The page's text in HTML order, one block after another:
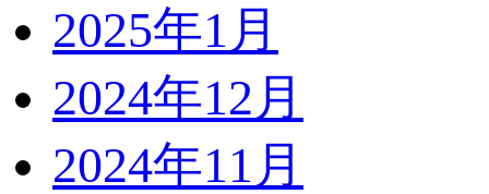
2025年1月
2024年12月
2024年11月